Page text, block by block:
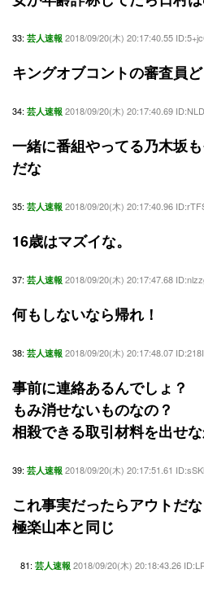
33: 芸人速報 2018/09/20(木) 20:17:40.55
キングオブコントの審査員
34: 芸人速報 2018/09/20(木) 20:17:40.69
一緒に番組やってる乃木坂
だな
35: 芸人速報 2018/09/20(木) 20:17:40.96
16歳はマズイな。
37: 芸人速報 2018/09/20(木) 20:17:47.68
何もしないなら帰れ！
38: 芸人速報 2018/09/20(木) 20:17:48.07
事前に連絡あるんでしょ？
もみ消せないものなの？
相殺できる取引材料を出せ
39: 芸人速報 2018/09/20(木) 20:17:51.61
これ事実だったらアウトだな
極楽山本と同じ
81: 芸人速報 2018/09/20(木) 20:18:43.26